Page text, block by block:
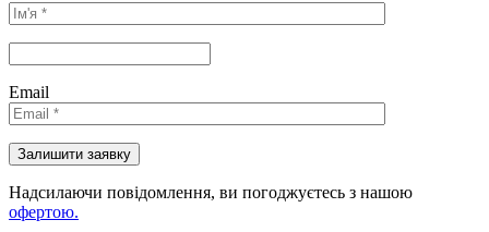
Email
Надсилаючи повідомлення, ви погоджуєтесь з нашою
офертою.